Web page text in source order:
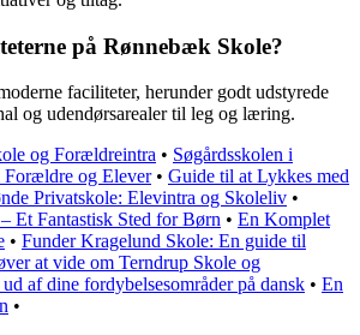
på Rønnebæk Skole?
faciliteter, herunder godt udstyrede
og udendørsarealer til leg og læring.
og Forældreintra • Søgårdsskolen i
og Elever• Guide til at Lykkes med
Privatskole: Elevintra og Skoleliv •
Et Fantastisk Sted for Børn • En Komplet
• Funder Kragelund Skole: En guide til
at vide om Terndrup Skole og
ud af dine fordybelsesområder på dansk • En
•